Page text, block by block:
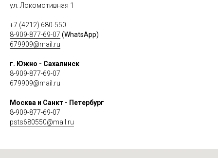
ул. Локомотивная 1
+7 (4212) 680-550
8-909-877-69-07 (WhatsApp)
679909@mail.ru
г. Южно - Сахалинск
8-909-877-69-07
679909@mail.ru
Москва и Санкт - Петербург
8-909-877-69-07
psts680550@mail.ru